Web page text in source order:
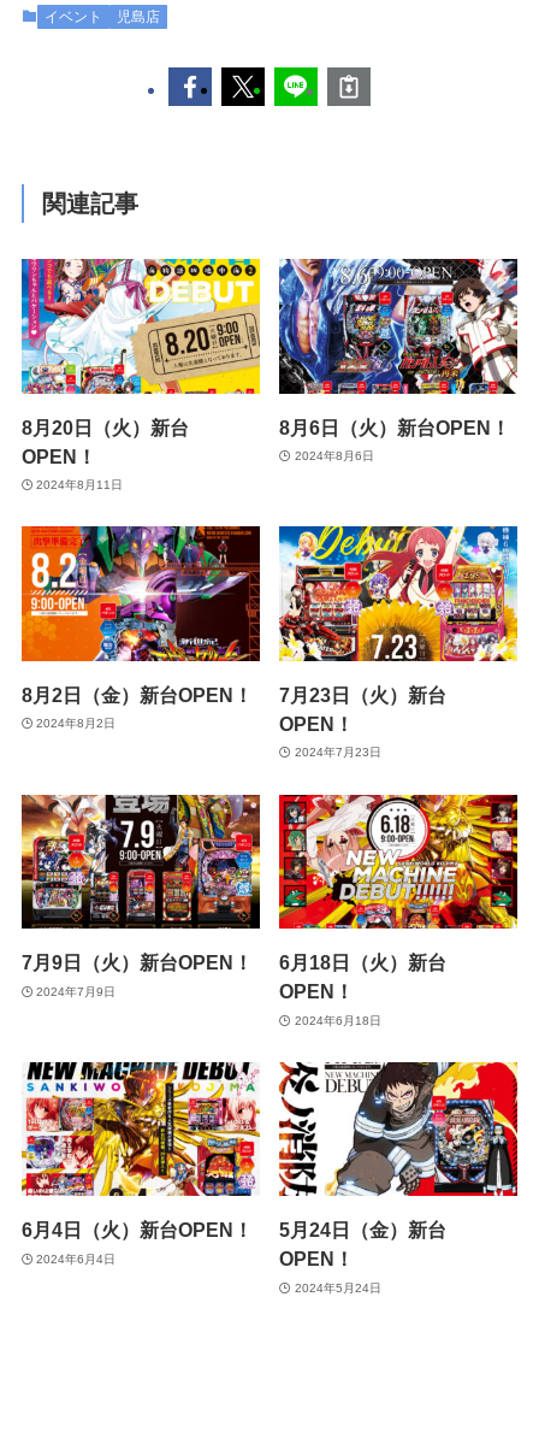
イベント 児島店
関連記事
8月20日（火）新台
OPEN！
2024年8月11日
8月6日（火）新台OPEN！
2024年8月6日
8月2日（金）新台OPEN！
2024年8月2日
7月23日（火）新台
OPEN！
2024年7月23日
7月9日（火）新台OPEN！
2024年7月9日
6月18日（火）新台
OPEN！
2024年6月18日
6月4日（火）新台OPEN！
2024年6月4日
5月24日（金）新台
OPEN！
2024年5月24日